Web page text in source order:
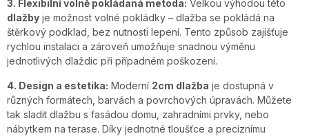
3. Flexibilní volně pokládaná metoda: Velkou výhodou této
dlažby je možnost volné pokládky – dlažba se pokládá na
štěrkový podklad, bez nutnosti lepení. Tento způsob zajišťuje
rychlou instalaci a zároveň umožňuje snadnou výměnu
jednotlivých dlaždic při případném poškození.
4. Design a estetika: Moderní 2cm dlažba je dostupná v
různých formátech, barvách a povrchových úpravách. Můžete
tak sladit dlažbu s fasádou domu, zahradními prvky, nebo
nábytkem na terase. Díky jednotné tloušťce a preciznímu